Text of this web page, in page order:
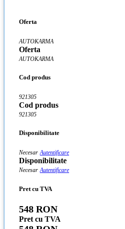
Oferta
AUTOKARMA
Oferta
AUTOKARMA
Cod produs
921305
Cod produs
921305
Disponibilitate
Necesar Autentificare
Disponibilitate
Necesar Autentificare
Pret cu TVA
548 RON
Pret cu TVA